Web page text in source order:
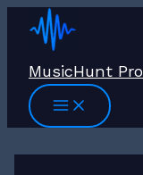
Перейти
MusicHunt Pro